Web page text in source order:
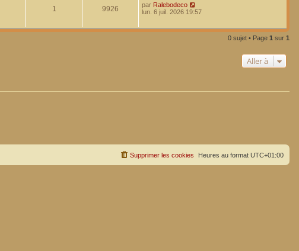
1 9926 par Ralebodeco
lun. 6 juil. 2026 19:57
0 sujet • Page 1 sur 1
Aller à
Heures au format UTC+01:00
Supprimer les cookies